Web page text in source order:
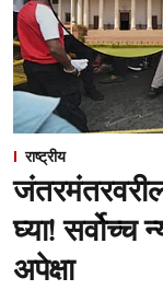
राष्ट्रीय
घ्या! सर्वोच्च
अपेक्षा